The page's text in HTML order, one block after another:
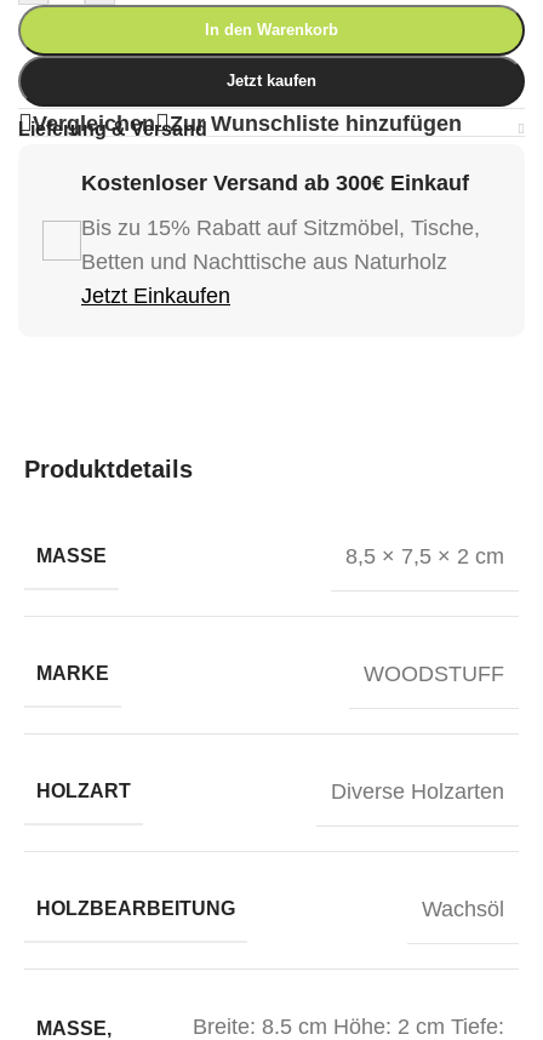
In den Warenkorb
Jetzt kaufen
Vergleichen Zur Wunschliste hinzufügen
Lieferung & Versand
Kostenloser Versand ab 300€ Einkauf
Bis zu 15% Rabatt auf Sitzmöbel, Tische,
Betten und Nachttische aus Naturholz
Jetzt Einkaufen
Produktdetails
MASSE 8,5 × 7,5 × 2 cm
MARKE WOODSTUFF
HOLZART Diverse Holzarten
HOLZBEARBEITUNG Wachsöl
MASSE, C
Breite: 8.5 cm Höhe: 2 cm Tiefe: